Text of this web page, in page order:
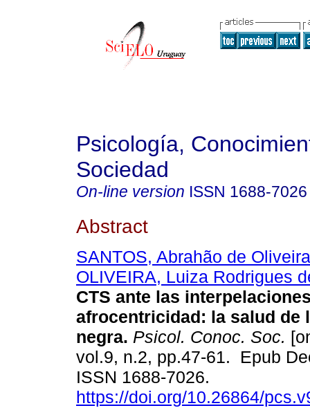
Psicología,
Sociedad
On-line version ISSN 1688-7026
Abstract
SANTOS, Abrahão de Oliveira
OLIVEIRA, Luiza Rodrigues
CTS ante las
afrocentricidad: la salud de
negra. Psicol. Conoc. Soc.
vol.9, n.2, pp.47-61. Epub
ISSN 1688-7026.
https://doi.org/10.26864/